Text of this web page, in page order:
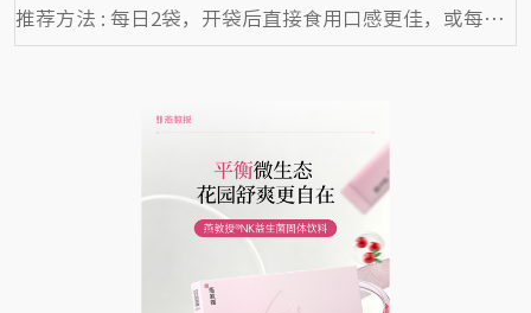
推荐方法 : 每日2袋，开袋后直接食用口感更佳，或每袋用 50mL37℃以下温水冲泡食用